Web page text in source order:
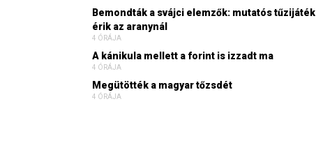
Bemondták a svájci elemzők: mutatós tűzijáték
érik az aranynál
4 ÓRÁJA
A kánikula mellett a forint is izzadt ma
4 ÓRÁJA
Megütötték a magyar tőzsdét
4 ÓRÁJA